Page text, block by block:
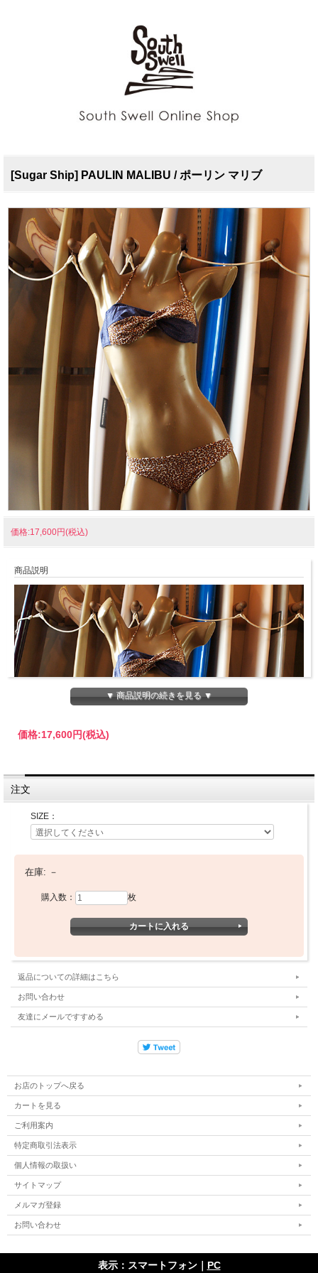
[Sugar Ship] PAULIN MALIBU / ポーリン マリブ
価格:17,600円(税込)
商品説明
▼ 商品説明の続きを見る ▼
価格:17,600円(税込)
注文
SIZE：
在庫: －
購入数： 枚
返品についての詳細はこちら
お問い合わせ
友達にメールですすめる
お店のトップへ戻る
カートを見る
ご利用案内
特定商取引法表示
個人情報の取扱い
サイトマップ
メルマガ登録
お問い合わせ
表示：スマートフォン｜ PC